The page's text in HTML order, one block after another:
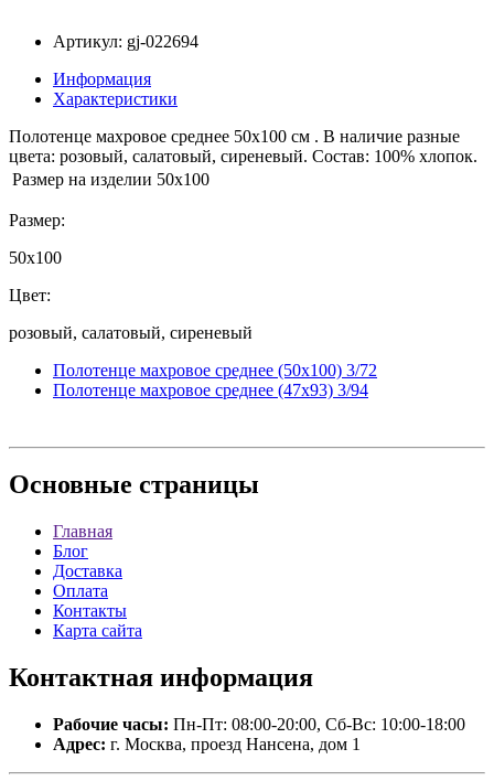
Артикул: gj-022694
Информация
Характеристики
Полотенце махровое среднее 50х100 см . В наличие разные
цвета: розовый, салатовый, сиреневый. Состав: 100% хлопок.
Размер на изделии 50x100
Размер:
50x100
Цвет:
розовый, салатовый, сиреневый
Полотенце махровое среднее (50x100) 3/72
Полотенце махровое среднее (47x93) 3/94
Основные страницы
Главная
Блог
Доставка
Оплата
Контакты
Карта сайта
Контактная информация
Рабочие часы: Пн-Пт: 08:00-20:00, Сб-Вс: 10:00-18:00
Адрес: г. Москва, проезд Нансена, дом 1